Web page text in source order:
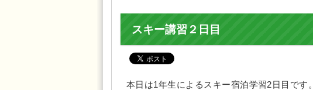
スキー講習２日目
本日は1年生によるスキー宿泊学習2日目です。